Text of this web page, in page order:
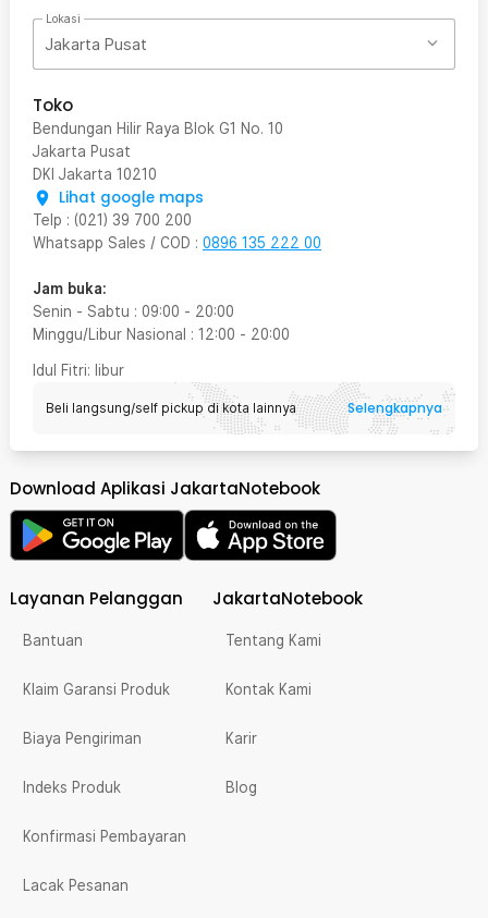
Lokasi
Jakarta Pusat
Toko
Bendungan Hilir Raya Blok G1 No. 10
Jakarta Pusat
DKI Jakarta 10210
Lihat google maps
Telp : (021) 39 700 200
Whatsapp Sales / COD : 0896 135 222 00
Jam buka:
Senin - Sabtu : 09:00 - 20:00
Minggu/Libur Nasional : 12:00 - 20:00
Idul Fitri: libur
Beli langsung/self pickup di kota lainnya Selengkapnya
Download Aplikasi JakartaNotebook
Layanan Pelanggan
Bantuan
Klaim Garansi Produk
Biaya Pengiriman
Indeks Produk
Konfirmasi Pembayaran
Lacak Pesanan
JakartaNotebook
Tentang Kami
Kontak Kami
Karir
Blog